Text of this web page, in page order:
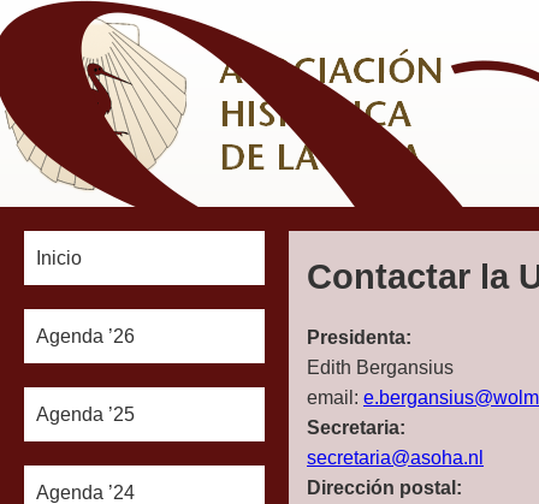
Inicio
Agenda ’26
Agenda ’25
Agenda ’24
Contactar la
Presidenta:
Edith Bergansius
email:
Secretaria:
secretaria@asoha.nl
Dirección postal: